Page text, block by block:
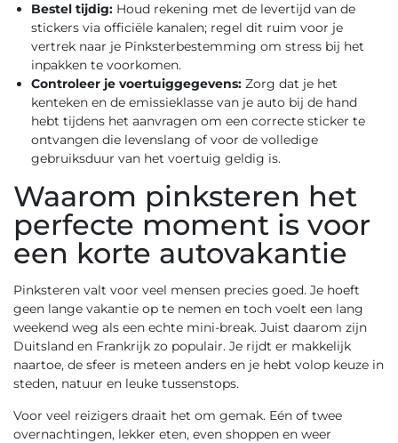
Bestel tijdig: Houd rekening met de levertijd van de
stickers via officiële kanalen; regel dit ruim voor je
vertrek naar je Pinksterbestemming om stress bij het
inpakken te voorkomen.
Controleer je voertuiggegevens: Zorg dat je het
kenteken en de emissieklasse van je auto bij de hand
hebt tijdens het aanvragen om een correcte sticker te
ontvangen die levenslang of voor de volledige
gebruiksduur van het voertuig geldig is.
Waarom pinksteren het
perfecte moment is voor
een korte autovakantie
Pinksteren valt voor veel mensen precies goed. Je hoeft
geen lange vakantie op te nemen en toch voelt een lang
weekend weg als een echte mini-break. Juist daarom zijn
Duitsland en Frankrijk zo populair. Je rijdt er makkelijk
naartoe, de sfeer is meteen anders en je hebt volop keuze in
steden, natuur en leuke tussenstops.
Voor veel reizigers draait het om gemak. Eén of twee
overnachtingen, lekker eten, even shoppen en weer